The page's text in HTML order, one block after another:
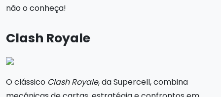
não o conheça!
Clash Royale
O clássico Clash Royale, da Supercell, combina